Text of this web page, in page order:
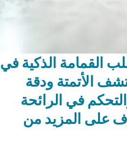
القمامة الذكية في
2025 اكتشف الأتمتة ودقة
في الرائحة
على المزيد من